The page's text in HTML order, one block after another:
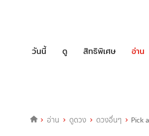
วันนี้ ดู สิทธิพิเศษ อ่าน
อ่าน ดูดวง ดวงอื่นๆ Pick